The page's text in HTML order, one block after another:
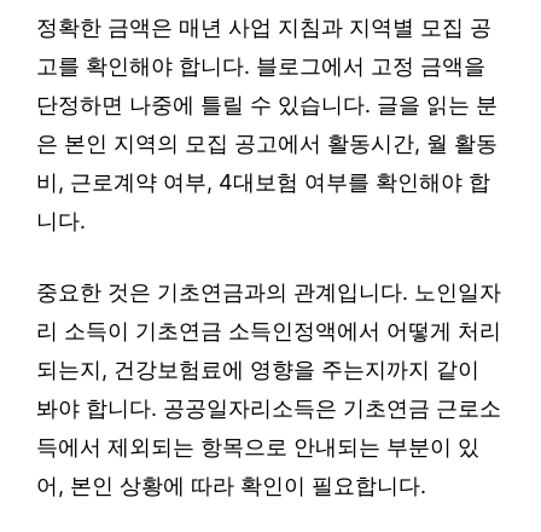
정확한 금액은 매년 사업 지침과 지역별 모집 공
고를 확인해야 합니다. 블로그에서 고정 금액을
단정하면 나중에 틀릴 수 있습니다. 글을 읽는 분
은 본인 지역의 모집 공고에서 활동시간, 월 활동
비, 근로계약 여부, 4대보험 여부를 확인해야 합
니다.
중요한 것은 기초연금과의 관계입니다. 노인일자
리 소득이 기초연금 소득인정액에서 어떻게 처리
되는지, 건강보험료에 영향을 주는지까지 같이
봐야 합니다. 공공일자리소득은 기초연금 근로소
득에서 제외되는 항목으로 안내되는 부분이 있
어, 본인 상황에 따라 확인이 필요합니다.